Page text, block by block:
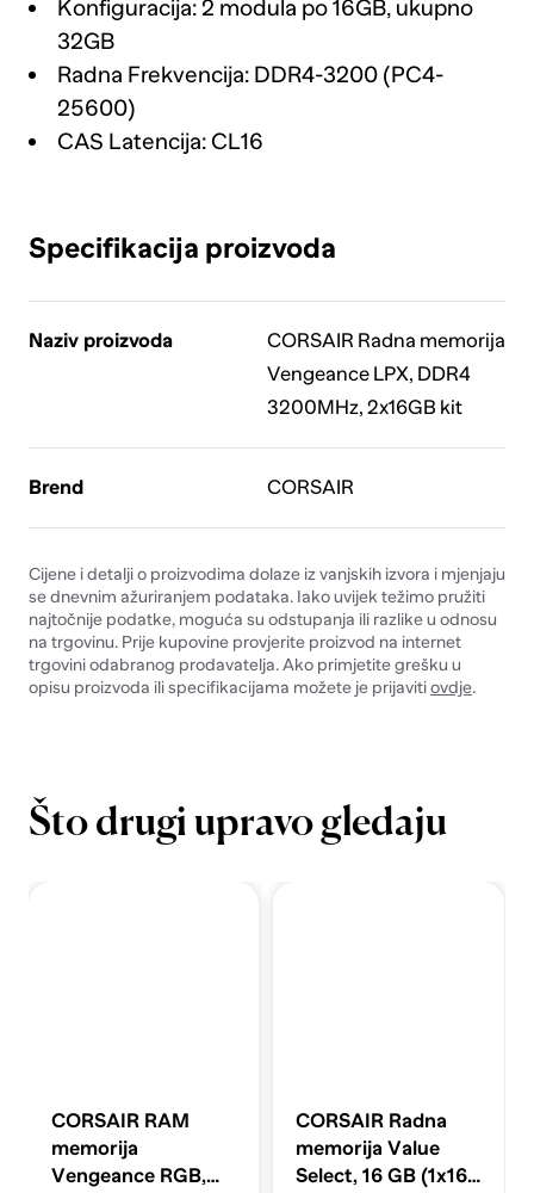
Konfiguracija: 2 modula po 16GB, ukupno
32GB
Radna Frekvencija: DDR4-3200 (PC4-
25600)
CAS Latencija: CL16
Specifikacija proizvoda
Naziv proizvoda
CORSAIR Radna memorija
Vengeance LPX, DDR4
3200MHz, 2x16GB kit
Brend CORSAIR
Cijene i detalji o proizvodima dolaze iz vanjskih izvora i mjenjaju
se dnevnim ažuriranjem podataka. Iako uvijek težimo pružiti
najtočnije podatke, moguća su odstupanja ili razlike u odnosu
na trgovinu. Prije kupovine provjerite proizvod na internet
trgovini odabranog prodavatelja. Ako primjetite grešku u
opisu proizvoda ili specifikacijama možete je prijavitiovdje.
Što drugi upravo gledaju
CORSAIR RAM
memorija
Vengeance RGB,
CORSAIR Radna
memorija Value
Select, 16 GB (1x16